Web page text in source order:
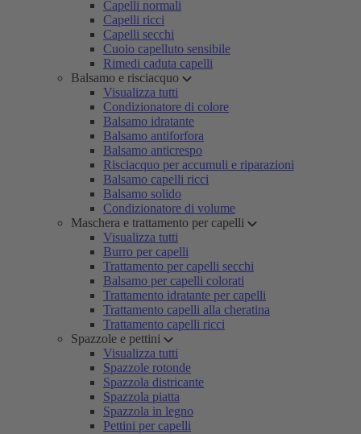
Capelli normali
Capelli ricci
Capelli secchi
Cuoio capelluto sensibile
Rimedi caduta capelli
Balsamo e risciacquo
Visualizza tutti
Condizionatore di colore
Balsamo idratante
Balsamo antiforfora
Balsamo anticrespo
Risciacquo per accumuli e riparazioni
Balsamo capelli ricci
Balsamo solido
Condizionatore di volume
Maschera e trattamento per capelli
Visualizza tutti
Burro per capelli
Trattamento per capelli secchi
Balsamo per capelli colorati
Trattamento idratante per capelli
Trattamento capelli alla cheratina
Trattamento capelli ricci
Spazzole e pettini
Visualizza tutti
Spazzole rotonde
Spazzola districante
Spazzola piatta
Spazzola in legno
Pettini per capelli